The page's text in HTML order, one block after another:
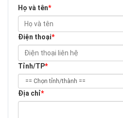
Họ và tên*
Điện thoại*
Tỉnh/TP*
Địa chỉ*